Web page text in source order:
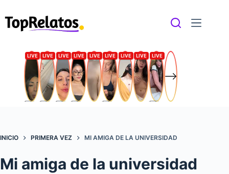
al
contenido
INICIO PRIMERA VEZ MI AMIGA DE LA UNIVERSIDAD
Mi amiga de la universidad